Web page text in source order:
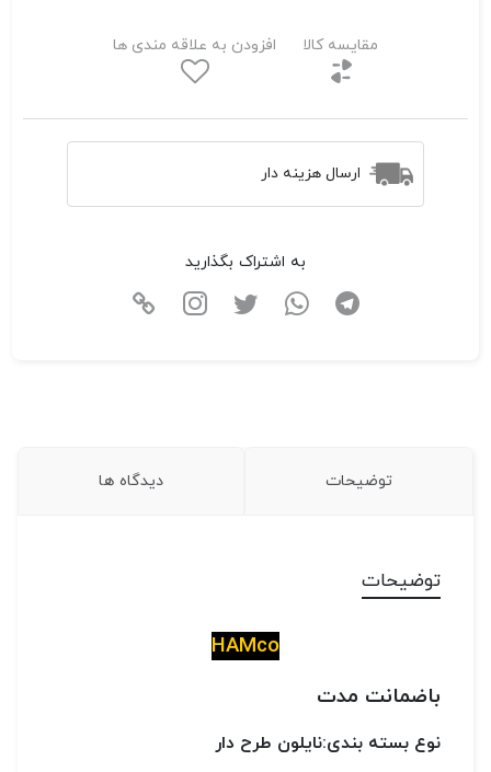
مقایسه کالا افزودن به علاقه مندی ها
ارسال هزینه دار
به اشتراک بگذارید
توضیحات دیدگاه ها
توضیحات
HAMco
باضمانت مدت
نوع بسته بندی:نایلون طرح دار